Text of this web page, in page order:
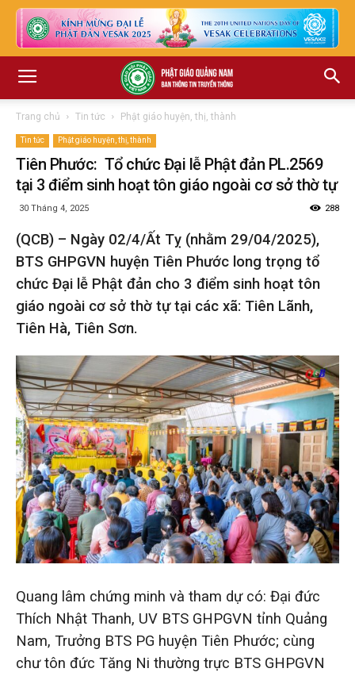
Trang chủ Tin tức Phật giáo huyện, thị, thành
Tin tức Phật giáo huyện, thị, thành
Tiên Phước: Tổ chức Đại lễ Phật đản PL.2569
tại 3 điểm sinh hoạt tôn giáo ngoài cơ sở thờ tự
30 Tháng 4, 2025 288
(QCB) – Ngày 02/4/Ất Tỵ (nhằm 29/04/2025),
BTS GHPGVN huyện Tiên Phước long trọng tổ
chức Đại lễ Phật đản cho 3 điểm sinh hoạt tôn
giáo ngoài cơ sở thờ tự tại các xã: Tiên Lãnh,
Tiên Hà, Tiên Sơn.
Quang lâm chứng minh và tham dự có: Đại đức
Thích Nhật Thanh, UV BTS GHPGVN tỉnh Quảng
Nam, Trưởng BTS PG huyện Tiên Phước; cùng
chư tôn đức Tăng Ni thường trực BTS GHPGVN